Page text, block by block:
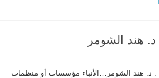
هند الشومر
: د. هند الشومر…الأنباء مؤسسات أو منظمات